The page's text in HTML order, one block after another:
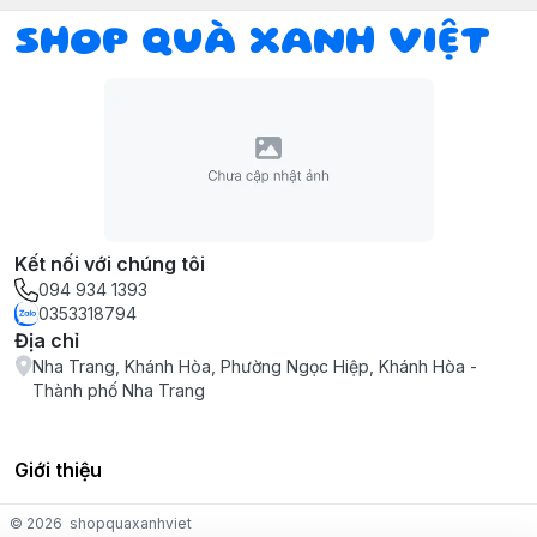
SHOP QUÀ XANH VIỆT
Kết nối với chúng tôi
094 934 1393
0353318794
Địa chỉ
Nha Trang, Khánh Hòa, Phường Ngọc Hiệp, Khánh Hòa -
Thành phố Nha Trang
Giới thiệu
© 2026 shopquaxanhviet